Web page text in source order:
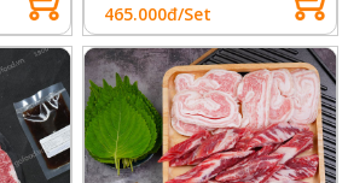
465.000đ/Set